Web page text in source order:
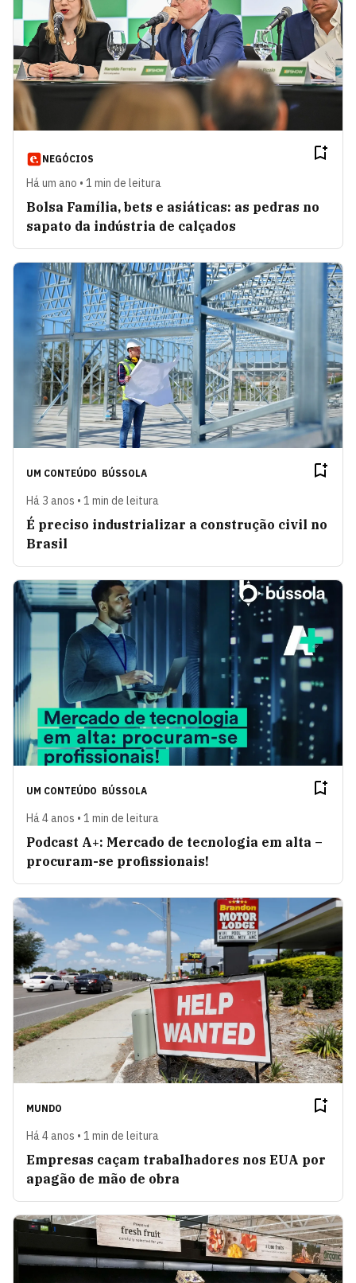
NEGÓCIOS
Há um ano • 1 min de leitura
Bolsa Família, bets e asiáticas: as pedras no
sapato da indústria de calçados
UM CONTEÚDO BÚSSOLA
Há 3 anos • 1 min de leitura
É preciso industrializar a construção civil no
Brasil
UM CONTEÚDO BÚSSOLA
Há 4 anos • 1 min de leitura
Podcast A+: Mercado de tecnologia em alta –
procuram-se profissionais!
MUNDO
Há 4 anos • 1 min de leitura
Empresas caçam trabalhadores nos EUA por
apagão de mão de obra